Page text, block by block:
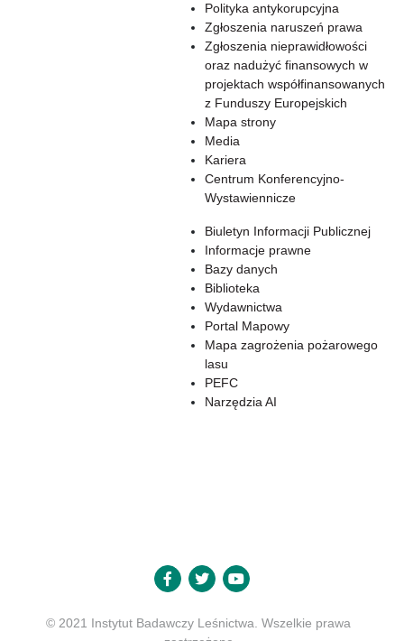
Polityka antykorupcyjna
Zgłoszenia naruszeń prawa
Zgłoszenia nieprawidłowości
oraz nadużyć finansowych w
projektach współfinansowanych
z Funduszy Europejskich
Mapa strony
Media
Kariera
Centrum Konferencyjno-
Wystawiennicze
Biuletyn Informacji Publicznej
Informacje prawne
Bazy danych
Biblioteka
Wydawnictwa
Portal Mapowy
Mapa zagrożenia pożarowego
lasu
PEFC
Narzędzia AI
© 2021 Instytut Badawczy Leśnictwa. Wszelkie prawa